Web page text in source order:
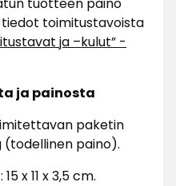
toimitustavoista
ja –kulut” -
ja painosta
paketin
(todellinen paino).
x 11 x 3,5 cm.